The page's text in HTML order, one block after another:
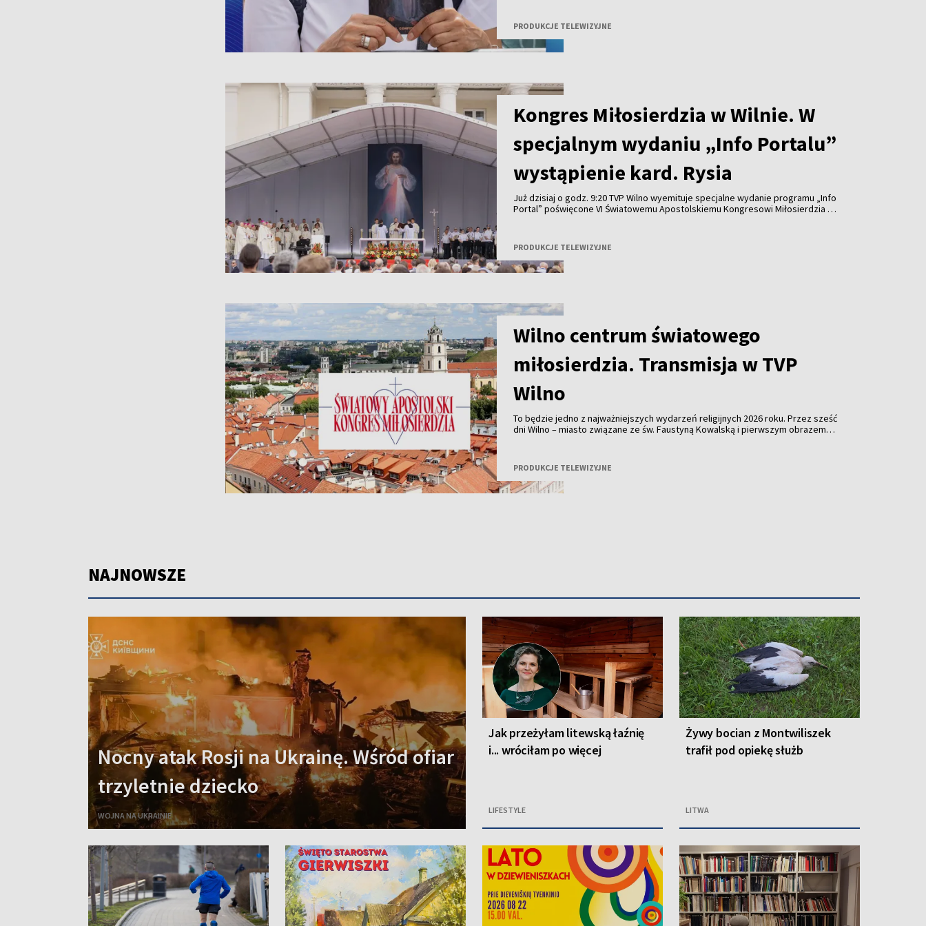
PRODUKCJE TELEWIZYJNE
Kongres Miłosierdzia w Wilnie. W
specjalnym wydaniu „Info Portalu”
wystąpienie kard. Rysia
Już dzisiaj o godz. 9:20 TVP Wilno wyemituje specjalne wydanie programu „Info
Portal” poświęcone VI Światowemu Apostolskiemu Kongresowi Miłosierdzia w
PRODUKCJE TELEWIZYJNE
Wilno centrum światowego
miłosierdzia. Transmisja w TVP
Wilno
To będzie jedno z najważniejszych wydarzeń religijnych 2026 roku. Przez sześć
dni Wilno – miasto związane ze św. Faustyną Kowalską i pierwszym obrazem
Miasto Miłosierdzia” odbędzie się VI Światowy Apostolski Kongres
Miłosierdzia, a TVP Wilno będzie relacjonować jego najważniejsze wydarzenia.
PRODUKCJE TELEWIZYJNE
NAJNOWSZE
Nocny atak Rosji na Ukrainę. Wśród ofiar
trzyletnie dziecko
WOJNA NA UKRAINIE
Jak przeżyłam litewską łaźnię
i... wróciłam po więcej
LIFESTYLE
Żywy bocian z Montwiliszek
trafił pod opiekę służb
LITWA